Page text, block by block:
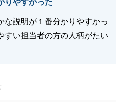
閉じる
りやすかった
な説明が１番分かりやすかっ
すい担当者の方の人柄がたい